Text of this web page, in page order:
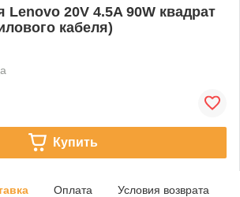
Lenovo 20V 4.5A 90W квадрат
кабеля)
Купить
Оплата Условия возврата